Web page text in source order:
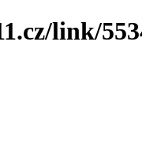
link/